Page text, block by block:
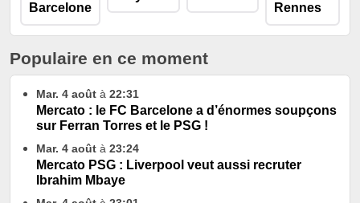
Populaire en ce moment
Mar. 4 août à 22:31
Mercato : le FC Barcelone a d’énormes soupçons
sur Ferran Torres et le PSG !
Mar. 4 août à 23:24
Mercato PSG : Liverpool veut aussi recruter
Ibrahim Mbaye